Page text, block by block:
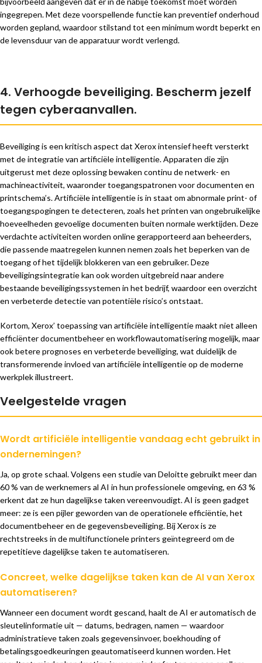
ingegrepen. Met deze voorspellende functie kan preventief onderhoud
worden gepland, waardoor stilstand tot een minimum wordt beperkt en
de levensduur van de apparatuur wordt verlengd.
4. Verhoogde beveiliging. Bescherm jezelf
tegen cyberaanvallen.
Beveiliging is een kritisch aspect dat Xerox intensief heeft versterkt
met de integratie van artificiële intelligentie. Apparaten die zijn
uitgerust met deze oplossing bewaken continu de netwerk- en
machineactiviteit, waaronder toegangspatronen voor documenten en
printschema’s. Artificiële intelligentie is in staat om abnormale print- of
toegangspogingen te detecteren, zoals het printen van ongebruikelijke
hoeveelheden gevoelige documenten buiten normale werktijden. Deze
verdachte activiteiten worden online gerapporteerd aan beheerders,
die passende maatregelen kunnen nemen zoals het beperken van de
toegang of het tijdelijk blokkeren van een gebruiker. Deze
beveiligingsintegratie kan ook worden uitgebreid naar andere
bestaande beveiligingssystemen in het bedrijf, waardoor een overzicht
en verbeterde detectie van potentiële risico’s ontstaat.
Kortom, Xerox’ toepassing van artificiële intelligentie maakt niet alleen
efficiënter documentbeheer en workflowautomatisering mogelijk, maar
ook betere prognoses en verbeterde beveiliging, wat duidelijk de
transformerende invloed van artificiële intelligentie op de moderne
werkplek illustreert.
Veelgestelde vragen
Wordt artificiële intelligentie vandaag echt gebruikt in
ondernemingen?
Ja, op grote schaal. Volgens een studie van Deloitte gebruikt meer dan
60 % van de werknemers al AI in hun professionele omgeving, en 63 %
erkent dat ze hun dagelijkse taken vereenvoudigt. AI is geen gadget
meer: ze is een pijler geworden van de operationele efficiëntie, het
documentbeheer en de gegevensbeveiliging. Bij Xerox is ze
rechtstreeks in de multifunctionele printers geïntegreerd om de
repetitieve dagelijkse taken te automatiseren.
Concreet, welke dagelijkse taken kan de AI van Xerox
automatiseren?
Wanneer een document wordt gescand, haalt de AI er automatisch de
sleutelinformatie uit — datums, bedragen, namen — waardoor
administratieve taken zoals gegevensinvoer, boekhouding of
betalingsgoedkeuringen geautomatiseerd kunnen worden. Het